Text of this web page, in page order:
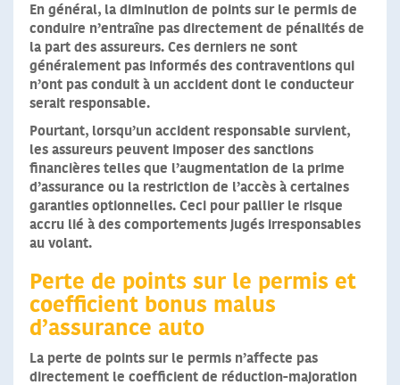
En général, la diminution de points sur le permis de
conduire n’entraîne pas directement de pénalités de
la part des assureurs. Ces derniers ne sont
généralement pas informés des contraventions qui
n’ont pas conduit à un accident dont le conducteur
serait responsable.
Pourtant, lorsqu’un accident responsable survient,
les assureurs peuvent imposer des sanctions
financières telles que l’augmentation de la prime
d’assurance ou la restriction de l’accès à certaines
garanties optionnelles. Ceci pour pallier le risque
accru lié à des comportements jugés irresponsables
au volant.
Perte de points sur le permis et
coefficient bonus malus
d’assurance auto
La perte de points sur le permis n’affecte pas
directement le coefficient de réduction-majoration